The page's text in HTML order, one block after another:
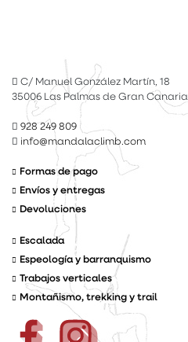
C/ Manuel González Martín, 18
35006 Las Palmas de Gran
928 249 809
info@mandalaclimb.com
Formas de pago
Envíos y entregas
Devoluciones
Escalada
Espeología y barranquismo
Trabajos verticales
Montañismo, trekking y trail